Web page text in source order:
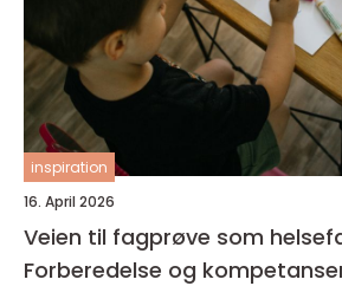
inspiration
16. April 2026
Veien til fagprøve som
Forberedelse og